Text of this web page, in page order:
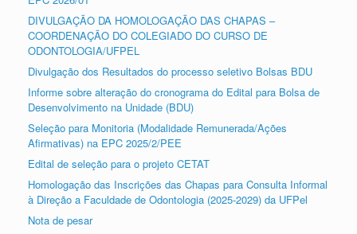
DIVULGAÇÃO DA HOMOLOGAÇÃO DAS CHAPAS –
COORDENAÇÃO DO COLEGIADO DO CURSO DE
ODONTOLOGIA/UFPEL
Divulgação dos Resultados do processo seletivo Bolsas BDU
Informe sobre alteração do cronograma do Edital para Bolsa de
Desenvolvimento na Unidade (BDU)
Seleção para Monitoria (Modalidade Remunerada/Ações
Afirmativas) na EPC 2025/2/PEE
Edital de seleção para o projeto CETAT
Homologação das Inscrições das Chapas para Consulta Informal
à Direção a Faculdade de Odontologia (2025-2029) da UFPel
Nota de pesar